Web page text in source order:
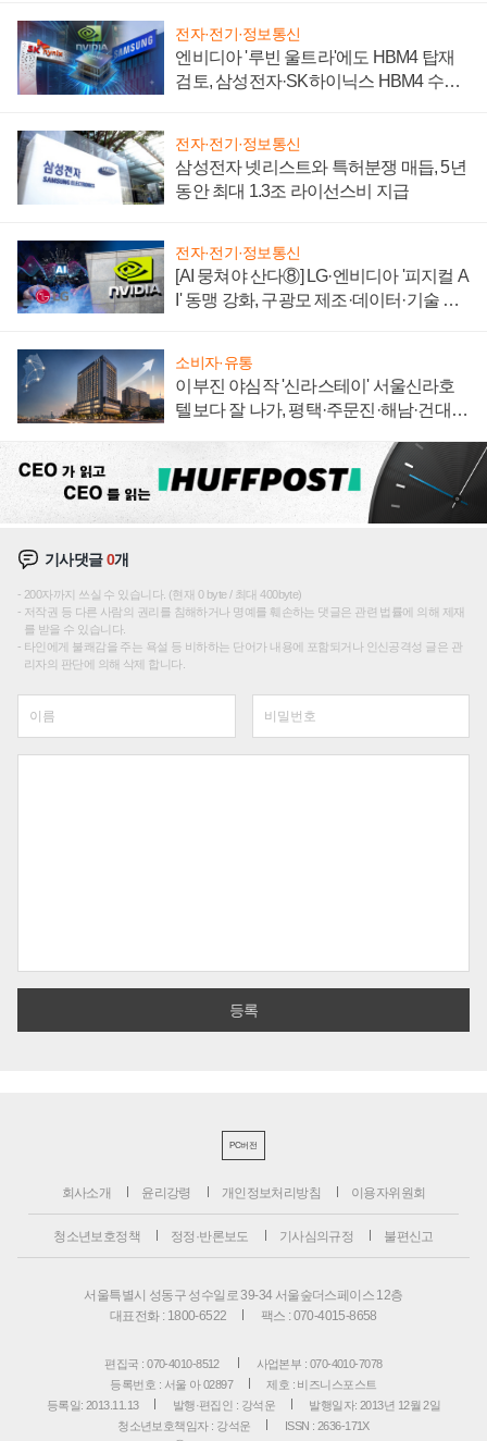
전자·전기·정보통신
엔비디아 '루빈 울트라'에도 HBM4 탑재
검토, 삼성전자·SK하이닉스 HBM4 수율
전자·전기·정보통신
삼성전자 넷리스트와 특허분쟁 매듭, 5년
동안 최대 1.3조 라이선스비 지급
전자·전기·정보통신
[AI 뭉쳐야 산다⑧] LG·엔비디아 '피지컬 A
I' 동맹 강화, 구광모 제조·데이터·기술 결
소비자·유통
이부진 야심작 '신라스테이' 서울신라호
텔보다 잘 나가, 평택·주문진·해남·건대로
기사댓글0개
200자까지 쓰실 수 있습니다. (현재 0 byte / 최대 400byte)
저작권 등 다른 사람의 권리를 침해하거나 명예를 훼손하는 댓글은 관련 법률에 의해 제재
를 받을 수 있습니다.
타인에게 불쾌감을 주는 욕설 등 비하하는 단어가 내용에 포함되거나 인신공격성 글은 관
리자의 판단에 의해 삭제 합니다.
PC버전
회사소개 윤리강령 개인정보처리방침 이용자위원회
청소년보호정책 정정·반론보도 기사심의규정 불편신고
서울특별시 성동구 성수일로 39-34 서울숲더스페이스 12층
대표전화 : 1800-6522
팩스 : 070-4015-8658
편집국 : 070-4010-8512
사업본부 : 070-4010-7078
등록번호 : 서울 아 02897
제호 : 비즈니스포스트
등록일: 2013.11.13
발행·편집인 : 강석운
발행일자: 2013년 12월 2일
청소년보호책임자 : 강석운
ISSN : 2636-171X